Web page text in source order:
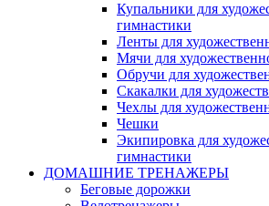
Купальники для
гимнастики
Ленты для
Мячи для
Обручи для
Скакалки для
Чехлы для
Чешки
Экипировка для
гимнастики
ДОМАШНИЕ ТРЕНАЖЕРЫ
Беговые дорожки